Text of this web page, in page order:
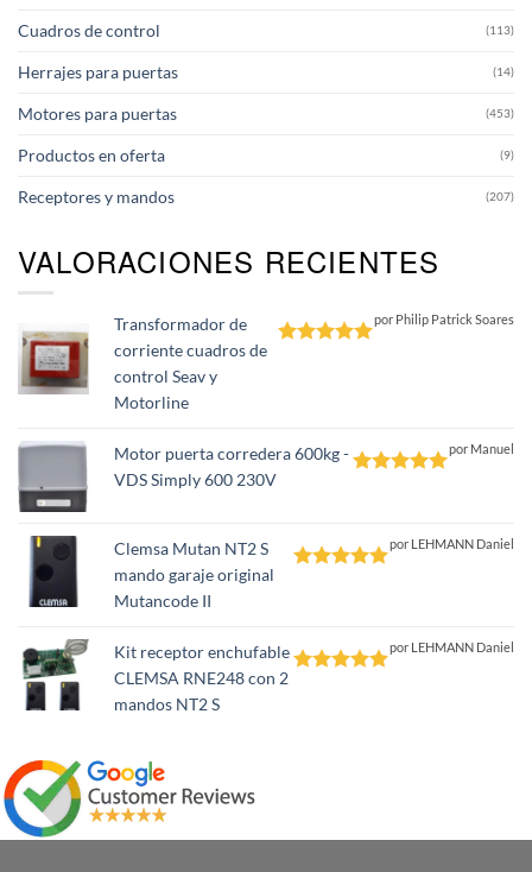
Cuadros de control (113)
Herrajes para puertas (14)
Motores para puertas (453)
Productos en oferta (9)
Receptores y mandos (207)
VALORACIONES RECIENTES
Transformador de
corriente cuadros de
control Seav y
Motorline
por Philip Patrick Soares
Motor puerta corredera 600kg -
VDS Simply 600 230V
por Manuel
Clemsa Mutan NT2 S
mando garaje original
Mutancode II
por LEHMANN Daniel
Kit receptor enchufable
CLEMSA RNE248 con 2
mandos NT2 S
por LEHMANN Daniel